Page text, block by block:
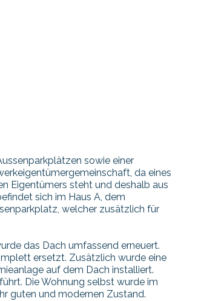
sowie einer
da eines
Eigentümers steht und deshalb aus
sich im Haus A, dem
welcher zusätzlich für
das Dach umfassend erneuert.
ersetzt. Zusätzlich wurde eine
auf dem Dach installiert.
Die Wohnung selbst wurde im
guten und modernen Zustand.